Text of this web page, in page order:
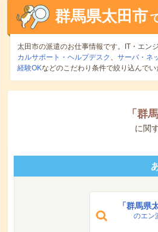
群馬県太田市
太田市の派遣のお仕事情報です。IT・エン
カルサポート・ヘルプデスク 、 サーバ・ネ
経験OKなどのこだわり条件で絞り込んでい
「 群
に関
「群馬県
のエン